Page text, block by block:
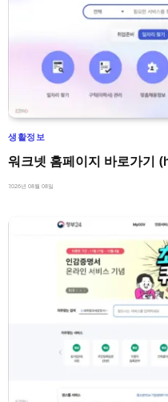
생활정보
워크넷 홈페이지 바로가
2026년 08월 08일